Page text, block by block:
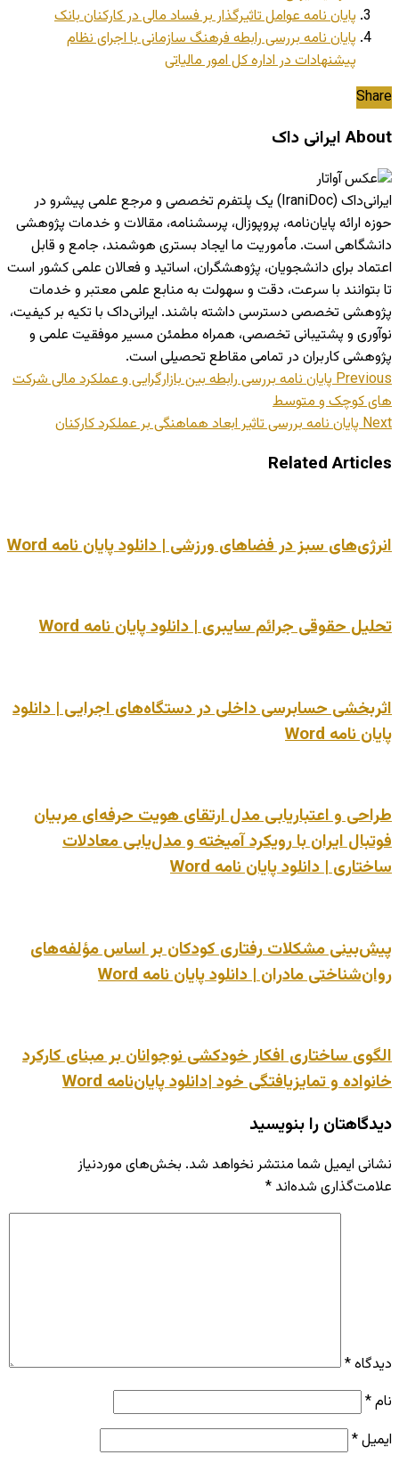
پایان نامه عوامل تاثیرگذار بر فساد مالی در کارکنان بانک
پایان نامه بررسی رابطه فرهنگ سازمانی با اجرای نظام
پیشنهادات در اداره کل امور مالیاتی
Share
About ایرانی داک
ایرانی‌داک (IraniDoc) یک پلتفرم تخصصی و مرجع علمی پیشرو در
حوزه ارائه پایان‌نامه، پروپوزال، پرسشنامه، مقالات و خدمات پژوهشی
دانشگاهی است. مأموریت ما ایجاد بستری هوشمند، جامع و قابل
اعتماد برای دانشجویان، پژوهشگران، اساتید و فعالان علمی کشور است
تا بتوانند با سرعت، دقت و سهولت به منابع علمی معتبر و خدمات
پژوهشی تخصصی دسترسی داشته باشند. ایرانی‌داک با تکیه بر کیفیت،
نوآوری و پشتیبانی تخصصی، همراه مطمئن مسیر موفقیت علمی و
پژوهشی کاربران در تمامی مقاطع تحصیلی است.
Previousپایان نامه بررسی رابطه بین بازارگرایی و عملکرد مالی شرکت
های کوچک و متوسط
Nextپایان نامه بررسی تاثیر ابعاد هماهنگی بر عملکرد کارکنان
Related Articles
انرژی‌های سبز در فضاهای ورزشی | دانلود پایان نامه Word
تحلیل حقوقی جرائم سایبری | دانلود پایان نامه Word
اثربخشی حسابرسی داخلی در دستگاه‌های اجرایی | دانلود
پایان نامه Word
طراحی و اعتباریابی مدل ارتقای هویت حرفه‌ای مربیان
فوتبال ایران با رویکرد آمیخته و مدل‌یابی معادلات
ساختاری | دانلود پایان نامه Word
پیش‌بینی مشکلات رفتاری کودکان بر اساس مؤلفه‌های
روان‌شناختی مادران | دانلود پایان نامه Word
الگوی ساختاری افکار خودکشی نوجوانان بر مبنای کارکرد
خانواده و تمایزیافتگی خود |دانلود پایان‌نامه Word
دیدگاهتان را بنویسید
نشانی ایمیل شما منتشر نخواهد شد. بخش‌های موردنیاز
علامت‌گذاری شده‌اند *
دیدگاه*
نام*
ایمیل*